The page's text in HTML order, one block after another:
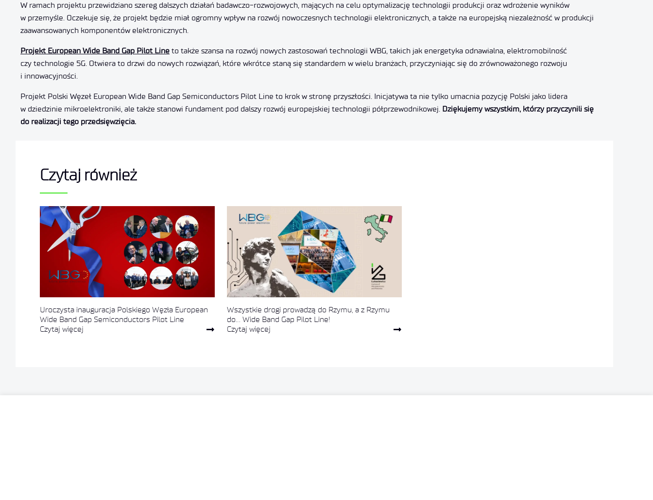
W ramach projektu przewidziano szereg dalszych działań badawczo-rozwojowych, mających na celu optymalizację technologii produkcji oraz wdrożenie wyników
w przemyśle. Oczekuje się, że projekt będzie miał ogromny wpływ na rozwój nowoczesnych technologii elektronicznych, a także na europejską niezależność w produkcji
zaawansowanych komponentów elektronicznych.
Projekt European Wide Band Gap Pilot Line to także szansa na rozwój nowych zastosowań technologii WBG, takich jak energetyka odnawialna, elektromobilność
czy technologie 5G. Otwiera to drzwi do nowych rozwiązań, które wkrótce staną się standardem w wielu branżach, przyczyniając się do zrównoważonego rozwoju
i innowacyjności.
Projekt Polski Węzeł European Wide Band Gap Semiconductors Pilot Line to krok w stronę przyszłości. Inicjatywa ta nie tylko umacnia pozycję Polski jako lidera
w dziedzinie mikroelektroniki, ale także stanowi fundament pod dalszy rozwój europejskiej technologii półprzewodnikowej. Dziękujemy wszystkim, którzy przyczynili się
do realizacji tego przedsięwzięcia.
Czytaj również
Uroczysta inauguracja Polskiego Węzła European
Wide Band Gap Semiconductors Pilot Line
Czytaj więcej
Wszystkie drogi prowadzą do Rzymu, a z Rzymu
do… Wide Band Gap Pilot Line!
Czytaj więcej